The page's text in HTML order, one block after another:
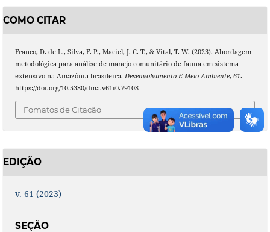
COMO CITAR
Franco, D. de L., Silva, F. P., Maciel, J. C. T., & Vital, T. W. (2023). Abordagem
metodológica para análise de manejo comunitário de fauna em sistema
extensivo na Amazônia brasileira. Desenvolvimento E Meio Ambiente, 61.
https://doi.org/10.5380/dma.v61i0.79108
Fomatos de Citação
EDIÇÃO
v. 61 (2023)
SEÇÃO